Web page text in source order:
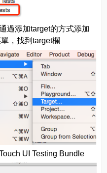
過添加target的方式添加
，找到target欄
UI Testing Bundle